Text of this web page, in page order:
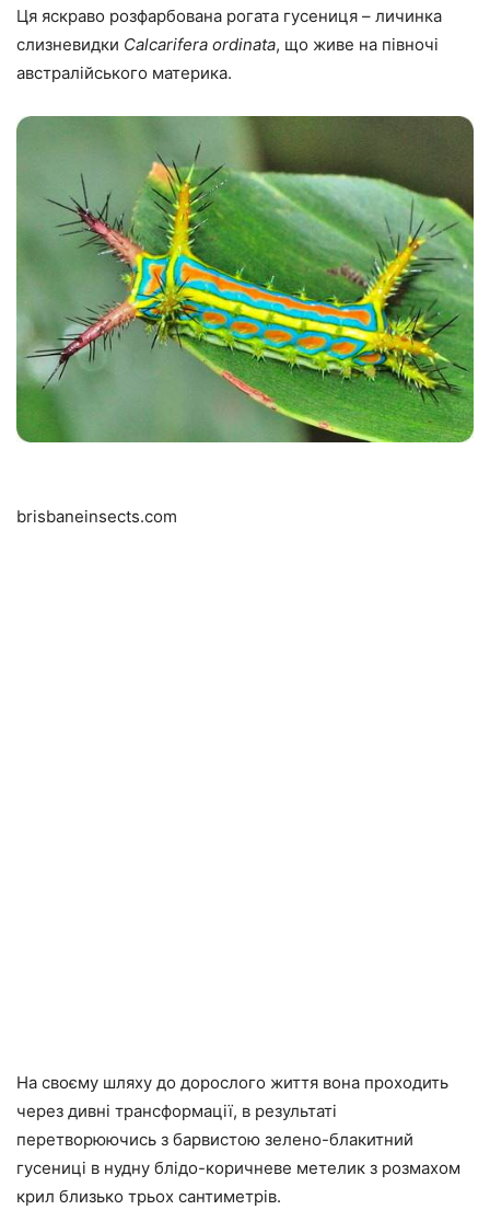
Ця яскраво розфарбована рогата гусениця – личинка
слизневидки Calcarifera ordinata, що живе на півночі
австралійського материка.
brisbaneinsects.com
На своєму шляху до дорослого життя вона проходить
через дивні трансформації, в результаті
перетворюючись з барвистою зелено-блакитний
гусениці в нудну блідо-коричневе метелик з розмахом
крил близько трьох сантиметрів.